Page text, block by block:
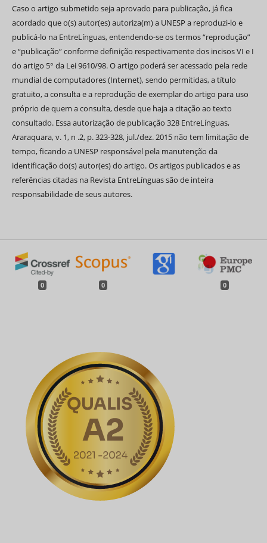
Caso o artigo submetido seja aprovado para publicação, já fica
acordado que o(s) autor(es) autoriza(m) a UNESP a reproduzi-lo e
publicá-lo na EntreLínguas, entendendo-se os termos “reprodução”
e “publicação” conforme definição respectivamente dos incisos VI e I
do artigo 5° da Lei 9610/98. O artigo poderá ser acessado pela rede
mundial de computadores (Internet), sendo permitidas, a título
gratuito, a consulta e a reprodução de exemplar do artigo para uso
próprio de quem a consulta, desde que haja a citação ao texto
consultado. Essa autorização de publicação 328 EntreLínguas,
Araraquara, v. 1, n .2, p. 323-328, jul./dez. 2015 não tem limitação de
tempo, ficando a UNESP responsável pela manutenção da
identificação do(s) autor(es) do artigo. Os artigos publicados e as
referências citadas na Revista EntreLínguas são de inteira
responsabilidade de seus autores.
0 0 0